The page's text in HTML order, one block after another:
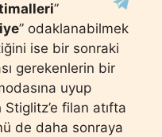
”
” odaklanabilmek
ise bir sonraki
gerekenlerin bir
uyup
filan atıfta
de daha sonraya